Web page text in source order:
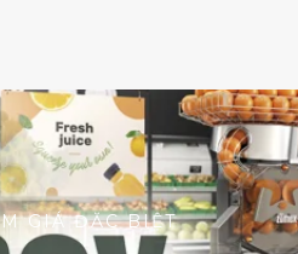
GIÁ ĐẶC BIỆT